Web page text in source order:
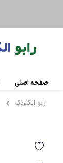
صفحه اصلی
رابو الکتریک